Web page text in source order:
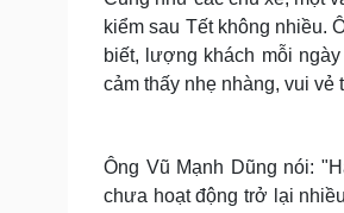
kiểm sau Tết không nhiều.
biết, lượng khách mỗi
cảm thấy nhẹ nhàng, vui vẻ
Ông Vũ Mạnh Dũng nói:
chưa hoạt động trở lại